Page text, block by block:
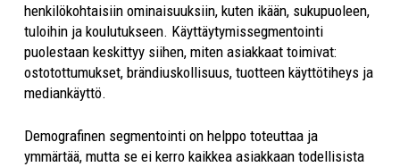
henkilökohtaisiin ominaisuuksiin, kuten ikään, sukupuoleen,
tuloihin ja koulutukseen. Käyttäytymissegmentointi
puolestaan keskittyy siihen, miten asiakkaat toimivat:
ostotottumukset, brändiuskollisuus, tuotteen käyttötiheys ja
mediankäyttö.
Demografinen segmentointi on helppo toteuttaa ja
ymmärtää, mutta se ei kerro kaikkea asiakkaan todellisista